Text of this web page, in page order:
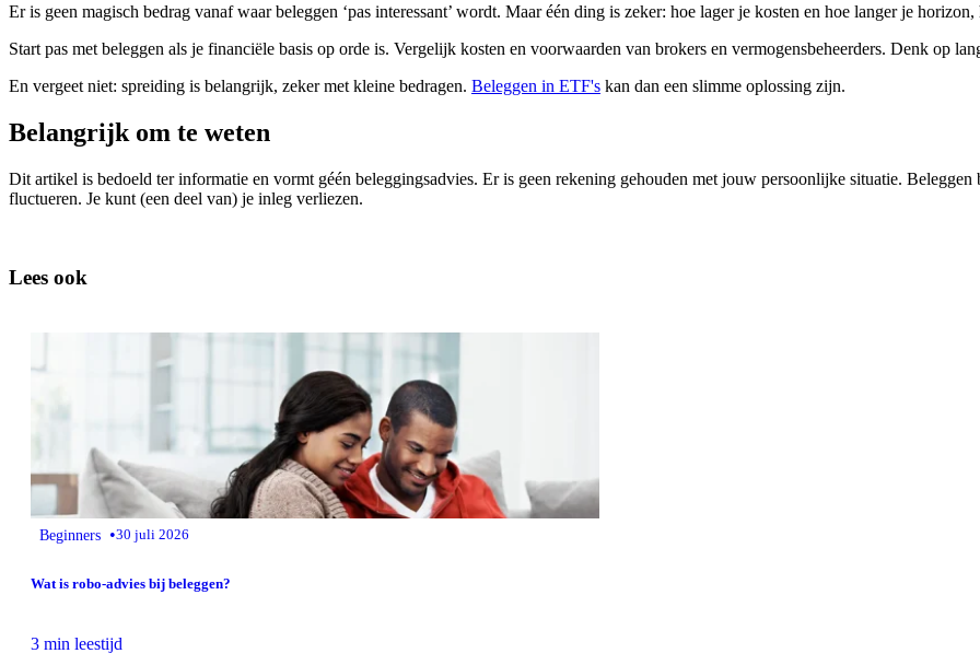
Er is geen magisch bedrag vanaf waar beleggen ‘pas interessant’ wordt. Maar één ding is zeker: hoe lager je kosten en hoe langer je
Start pas met beleggen als je financiële basis op orde is. Vergelijk kosten en voorwaarden van brokers en vermogensbeheerders. Denk op
En vergeet niet: spreiding is belangrijk, zeker met kleine bedragen. Beleggen in ETF's kan dan een slimme oplossing zijn.
Belangrijk om te weten
Dit artikel is bedoeld ter informatie en vormt géén beleggingsadvies. Er is geen rekening gehouden met jouw persoonlijke situatie.
fluctueren. Je kunt (een deel van) je inleg verliezen.
Lees ook
Beginners •30 juli 2026
Wat is robo-advies bij beleggen?
3 min leestijd